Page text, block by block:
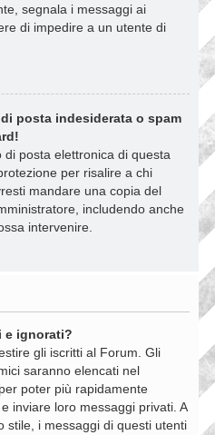
segnala i messaggi ai
di impedire a un utente di
posta indesiderata o spam
posta elettronica di questa
per risalire a chi
mandare una copia del
includendo anche
intervenire.
e ignorati?
gli iscritti al Forum. Gli
saranno elencati nel
poter più rapidamente
inviare loro messaggi privati. A
stile, i messaggi di questi utenti